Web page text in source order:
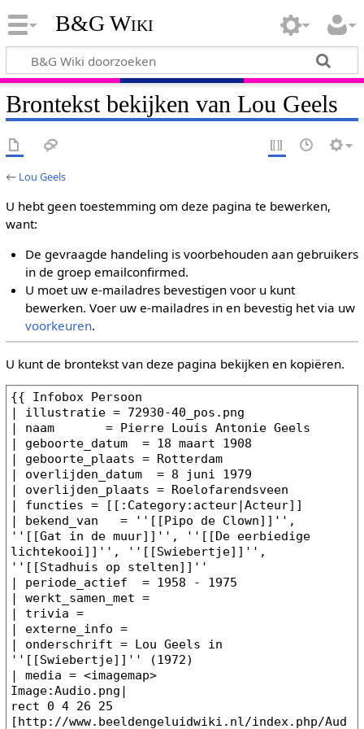
B&G Wiki
Brontekst bekijken van Lou Geels
← Lou Geels
U hebt geen toestemming om deze pagina te bewerken,
want:
De gevraagde handeling is voorbehouden aan gebruikers
in de groep emailconfirmed.
U moet uw e-mailadres bevestigen voor u kunt
bewerken. Voer uw e-mailadres in en bevestig het via uw
voorkeuren.
U kunt de brontekst van deze pagina bekijken en kopiëren.